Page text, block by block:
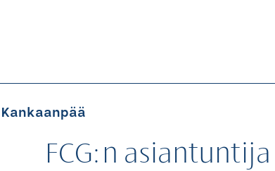
FCG:n asiantuntija